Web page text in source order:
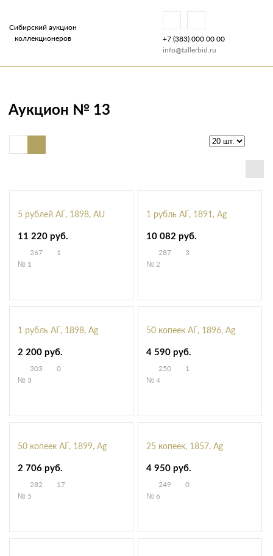
Сибирский аукцион
коллекционеров
+7 (383) 000 00 00
info@tallerbid.ru
Аукцион № 13
5 рублей АГ, 1898, AU
11 220 руб.
267
1
№ 1
1 рубль АГ, 1891, Ag
10 082 руб.
287
3
№ 2
1 рубль АГ, 1898, Ag
2 200 руб.
303
0
№ 3
50 копеек АГ, 1896, Ag
4 590 руб.
250
1
№ 4
50 копеек АГ, 1899, Ag
2 706 руб.
282
17
№ 5
25 копеек, 1857, Ag
4 950 руб.
249
0
№ 6